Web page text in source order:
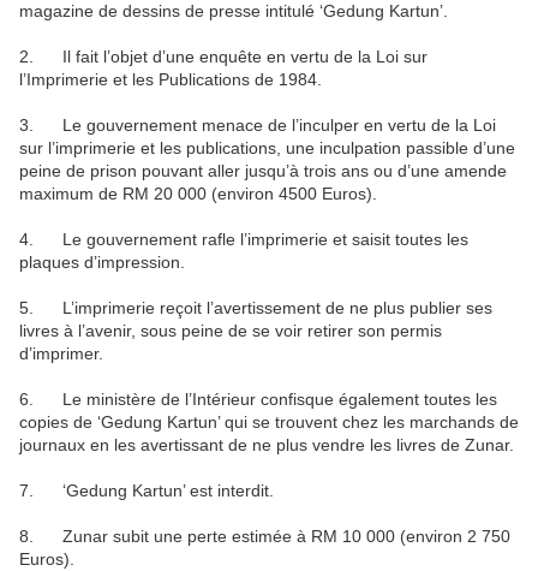
magazine de dessins de presse intitulé ‘Gedung Kartun’.
2. Il fait l’objet d’une enquête en vertu de la Loi sur
l’Imprimerie et les Publications de 1984.
3. Le gouvernement menace de l’inculper en vertu de la Loi
sur l’imprimerie et les publications, une inculpation passible d’une
peine de prison pouvant aller jusqu’à trois ans ou d’une amende
maximum de RM 20 000 (environ 4500 Euros).
4. Le gouvernement rafle l’imprimerie et saisit toutes les
plaques d’impression.
5. L’imprimerie reçoit l’avertissement de ne plus publier ses
livres à l’avenir, sous peine de se voir retirer son permis
d’imprimer.
6. Le ministère de l’Intérieur confisque également toutes les
copies de ‘Gedung Kartun’ qui se trouvent chez les marchands de
journaux en les avertissant de ne plus vendre les livres de Zunar.
7. ‘Gedung Kartun’ est interdit.
8. Zunar subit une perte estimée à RM 10 000 (environ 2 750
Euros).